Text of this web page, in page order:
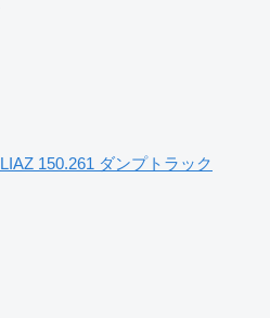
LIAZ 150.261 ダンプトラック